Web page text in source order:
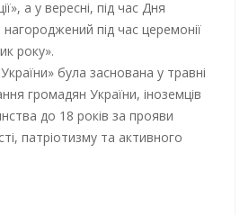
а у вересні, під час Дня
під час церемонії
року».
була заснована у травні
громадян України, іноземців
до 18 років за прояви
патріотизму та активного